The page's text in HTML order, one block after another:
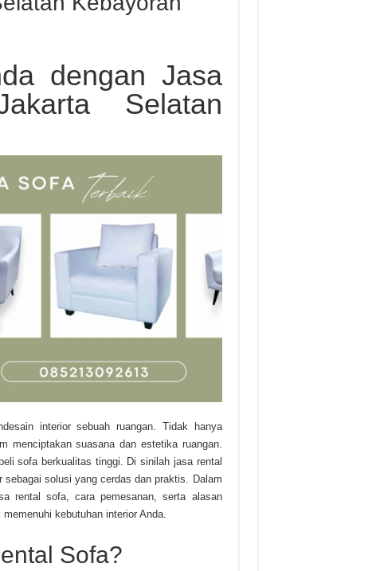
dengan Jasa
Selatan
interior sebuah ruangan. Tidak hanya
menciptakan suasana dan estetika ruangan.
sofa berkualitas tinggi. Di sinilah jasa rental
solusi yang cerdas dan praktis. Dalam
rental sofa, cara pemesanan, serta alasan
kebutuhan interior Anda.
Sofa?